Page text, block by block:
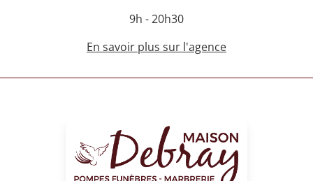
9h - 20h30
En savoir plus sur l'agence